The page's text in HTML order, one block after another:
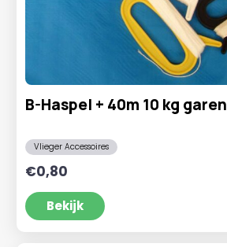
B-Haspel + 40m 10 kg garen
Vlieger Accessoires
€0,80
Bekijk